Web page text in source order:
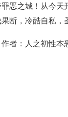
恶之城！从今天
断，冷酷自私，
者：人之初性本